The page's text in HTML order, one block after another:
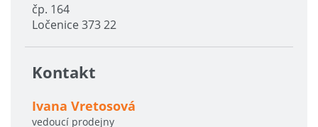
čp. 164
Ločenice 373 22
Kontakt
Ivana Vretosová
vedoucí prodejny